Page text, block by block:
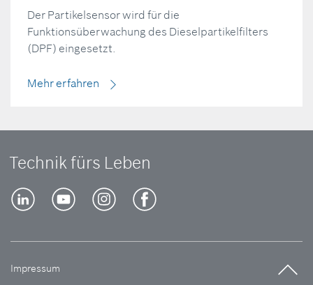
Der Partikelsensor wird für die
Funktionsüberwachung des Dieselpartikelfilters
(DPF) eingesetzt.
Mehr erfahren
Technik fürs Leben
Impressum